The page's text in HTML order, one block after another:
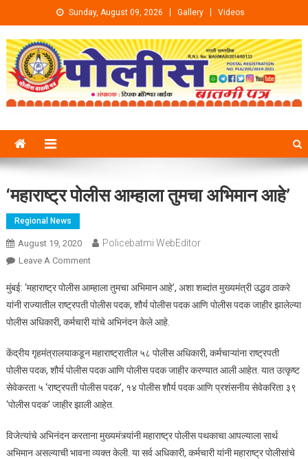
Skip to content Sunday, August 09, 2026 Gallery Videos
‘महाराष्ट्र पोलीस आम्हाला तुमचा अभिमान आहे’
Regional News
August 19, 2020 Policebatmi WebEditor
Leave A CommentOn ‘महाराष्ट्र पोलीस आम्हाला तुमचा अभिमान आहे’
मुंबई: ‘महाराष्ट्र पोलीस आम्हाला तुमचा अभिमान आहे’, अशा शब्दांत मुख्यमंत्री उद्धव ठाकरे
यांनी राज्यातील राष्ट्रपती पोलीस पदक, शौर्य पोलीस पदक आणि पोलीस पदक जाहीर झालेल्या
पोलीस अधिकारी, कर्मचारी यांचे अभिनंदन केले आहे.
केंद्रीय गृहमंत्रालयाकडून महाराष्ट्रातील ५८ पोलीस अधिकारी, कर्मचाऱ्यांना राष्ट्रपती
पोलीस पदक, शौर्य पोलीस पदक आणि पोलीस पदक जाहीर करण्यात आली आहेत. यात उत्कृष्ट
सेवेकरता ५ ‘राष्ट्रपती पोलीस पदक’, १४ पोलीस शौर्य पदक आणि प्रशंसनीय सेवेकरिता ३९
‘पोलीस पदक’ जाहीर झाली आहेत.
विजेत्यांचे अभिनंदन करताना मुख्यमंत्र्यांनी महाराष्ट्र पोलीस पथकाचा आपल्याला सार्थ
अभिमान असल्याची भावना व्यक्त केली. या सर्व अधिकारी, कर्मचारी यांनी महाराष्ट्र पोलीसांचे